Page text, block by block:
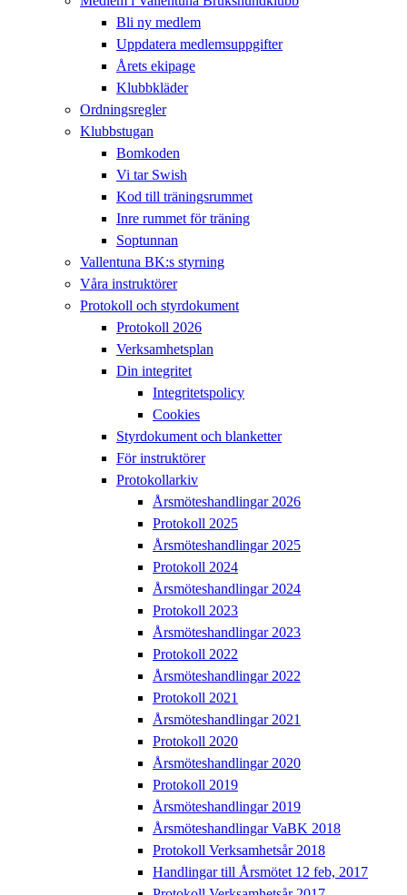
Bli ny medlem
Uppdatera medlemsuppgifter
Årets ekipage
Klubbkläder
Ordningsregler
Klubbstugan
Bomkoden
Vi tar Swish
Kod till träningsrummet
Inre rummet för träning
Soptunnan
Vallentuna BK:s styrning
Våra instruktörer
Protokoll och styrdokument
Protokoll 2026
Verksamhetsplan
Din integritet
Integritetspolicy
Cookies
Styrdokument och blanketter
För instruktörer
Protokollarkiv
Årsmöteshandlingar 2026
Protokoll 2025
Årsmöteshandlingar 2025
Protokoll 2024
Årsmöteshandlingar 2024
Protokoll 2023
Årsmöteshandlingar 2023
Protokoll 2022
Årsmöteshandlingar 2022
Protokoll 2021
Årsmöteshandlingar 2021
Protokoll 2020
Årsmöteshandlingar 2020
Protokoll 2019
Årsmöteshandlingar 2019
Årsmöteshandlingar VaBK 2018
Protokoll Verksamhetsår 2018
Handlingar till Årsmötet 12 feb, 2017